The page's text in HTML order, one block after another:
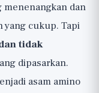
menenangkan dan
yang cukup. Tapi
tidak
dipasarkan.
asam amino